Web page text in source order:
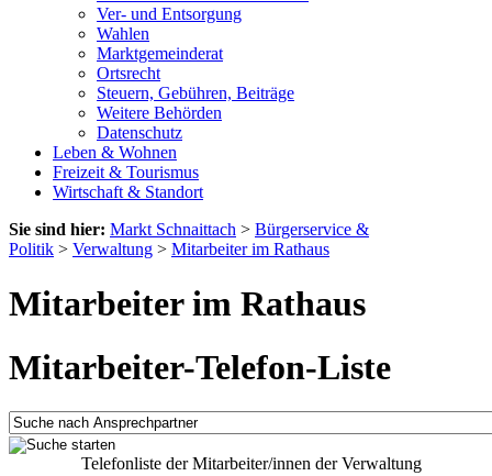
Ver- und Entsorgung
Wahlen
Marktgemeinderat
Ortsrecht
Steuern, Gebühren, Beiträge
Weitere Behörden
Datenschutz
Leben & Wohnen
Freizeit & Tourismus
Wirtschaft & Standort
Sie sind hier: Markt Schnaittach > Bürgerservice &
Politik > Verwaltung > Mitarbeiter im Rathaus
Mitarbeiter im Rathaus
Mitarbeiter-Telefon-Liste
Telefonliste der Mitarbeiter/innen der Verwaltung